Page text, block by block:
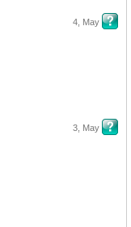
4, May
3, May